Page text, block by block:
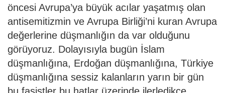
öncesi Avrupa’ya büyük acılar yaşatmış olan
antisemitizmin ve Avrupa Birliği’ni kuran Avrupa
değerlerine düşmanlığın da var olduğunu
görüyoruz. Dolayısıyla bugün İslam
düşmanlığına, Erdoğan düşmanlığına, Türkiye
düşmanlığına sessiz kalanların yarın bir gün